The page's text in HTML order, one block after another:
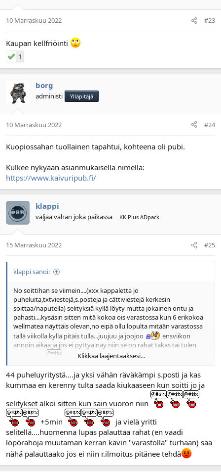
10 Marraskuu 2022 #23
Kaupan kellfriöinti
1
borg
administi Ylläpitäjä
10 Marraskuu 2022 #24
Kuopiossahan tuollainen tapahtui, kohteena oli pubi.
Kulkee nykyään asianmukaisella nimellä:
https://www.kaivuripub.fi/
klappi
väljää vähän joka paikassa KK Plus ADpack
15 Marraskuu 2022 #25
klappi sanoi:
No soittihan se viimein....(xxx kappaletta jo
puheluita,txtviestejä,s.posteja ja cättiviestejä kerkesin
soittaa/naputella) selityksiä kyllä löyty mutta jokainen ontu ja
pahasti....kysäsin sitten mitä kokoa ois varastossa kun 6 erikokoa
wellmatea näyttäis olevan,no eipä ollu lopulta mitään varastossa
tällä viikolla kyllä pitäis tulla...juujuu ja joojoo
ensviikon
annoin aikaa ja jos ei pyttyä näy niin se on rahat takas tai tulen
Monta kertaa kysyin miks nettisivulla on väärää tietoa niin rupes
höpöttää ihan eri asiaa...kun tavarantoimittajat sitä ja tätä
Klikkaa laajentaaksesi...
44 puheluyritystä....ja yksi vähän räväkämpi s.posti ja kas
kummaa en kerenny tulta saada kiukaaseen kun soitti jo ja
selitykset alkoi sitten kun sain vuoron niin
+5min
ja vielä yritti
selitellä....huomenna lupas palauttaa rahat (en vaadi
löpörahoja muutaman kerran kävin "varastolla" turhaan) saa
nähä palauttaako jos ei niin r.ilmoitus pitänee tehdä